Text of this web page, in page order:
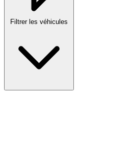
Filtrer les véhicules